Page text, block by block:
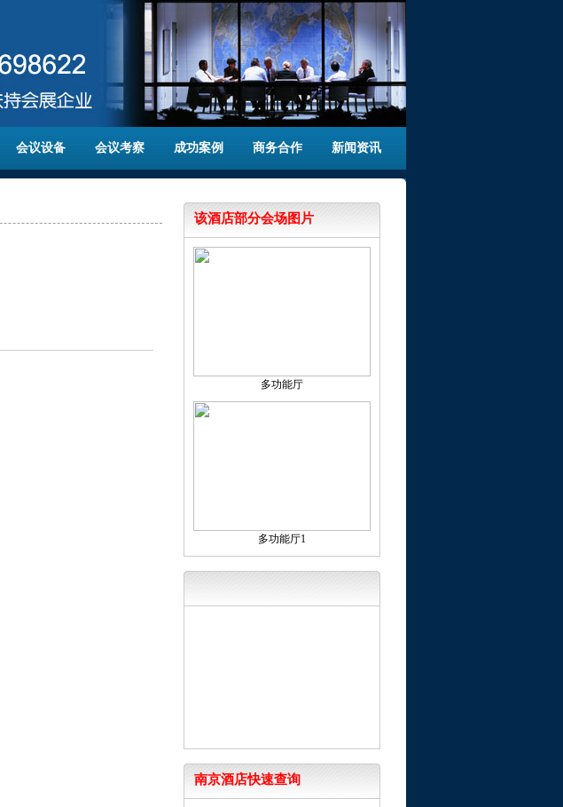
会议设备 会议考察 成功案例 商务合作 新闻资讯
该酒店部分会场图片
多功能厅
多功能厅1
南京酒店快速查询